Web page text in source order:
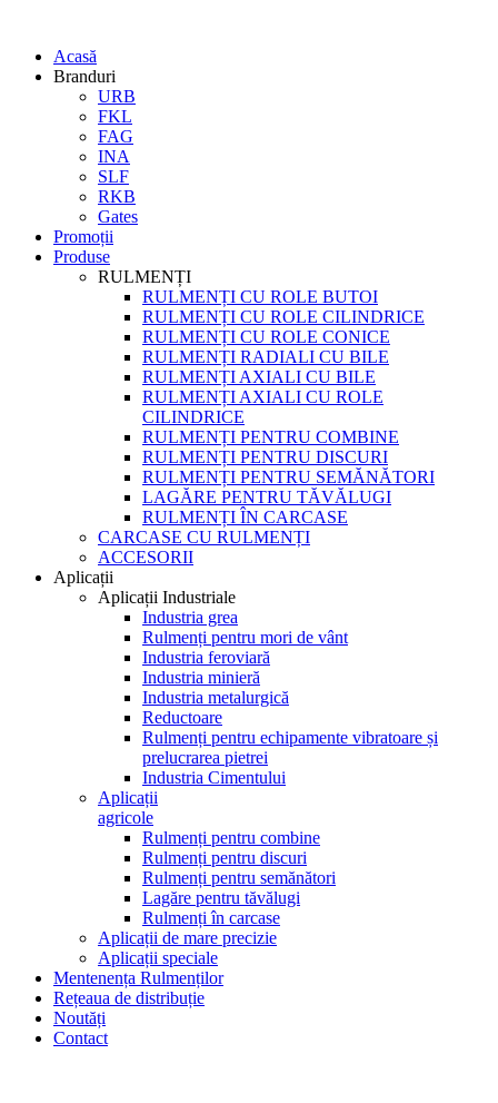
Acasă
Branduri
URB
FKL
FAG
INA
SLF
RKB
Gates
Promoții
Produse
RULMENȚI
RULMENȚI CU ROLE BUTOI
RULMENȚI CU ROLE CILINDRICE
RULMENȚI CU ROLE CONICE
RULMENȚI RADIALI CU BILE
RULMENȚI AXIALI CU BILE
RULMENȚI AXIALI CU ROLE
CILINDRICE
RULMENȚI PENTRU COMBINE
RULMENȚI PENTRU DISCURI
RULMENȚI PENTRU SEMĂNĂTORI
LAGĂRE PENTRU TĂVĂLUGI
RULMENȚI ÎN CARCASE
CARCASE CU RULMENȚI
ACCESORII
Aplicații
Aplicații Industriale
Industria grea
Rulmenți pentru mori de vânt
Industria feroviară
Industria minieră
Industria metalurgică
Reductoare
Rulmenți pentru echipamente vibratoare și
prelucrarea pietrei
Industria Cimentului
Aplicații
agricole
Rulmenți pentru combine
Rulmenți pentru discuri
Rulmenți pentru semănători
Lagăre pentru tăvălugi
Rulmenți în carcase
Aplicații de mare precizie
Aplicații speciale
Mentenența Rulmenților
Rețeaua de distribuție
Noutăți
Contact